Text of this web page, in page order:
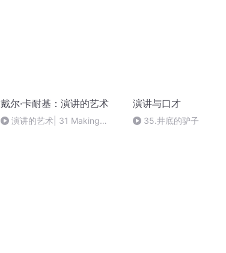
戴尔·卡耐基：演讲的艺术
演讲的艺术| 31 Making
演讲与口才
35.井底的驴子